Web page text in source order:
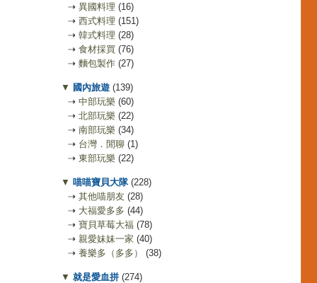
⇢ 異國料理 (16)
⇢ 西式料理 (151)
⇢ 韓式料理 (28)
⇢ 食材採買 (76)
⇢ 麵包製作 (27)
▼ 國內旅遊 (139)
⇢ 中部玩樂 (60)
⇢ 北部玩樂 (22)
⇢ 南部玩樂 (34)
⇢ 台灣．閒聊 (1)
⇢ 東部玩樂 (22)
▼ 喵喵寶貝大隊 (228)
⇢ 其他喵朋友 (28)
⇢ 大福愛多多 (44)
⇢ 寶貝草莓大福 (78)
⇢ 親愛妹妹一家 (40)
⇢ 養樂多（多多） (38)
▼ 就是愛血拼 (274)